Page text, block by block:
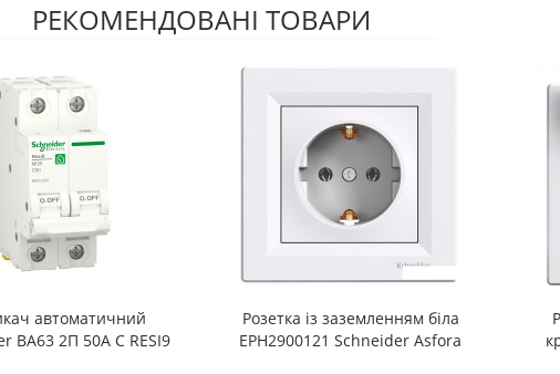
РЕКОМЕНДОВАНІ ТОВАРИ
автоматичний
ВА63 2П 50А С RESI9
Розетка із заземленням біла
EPH2900121 Schneider Asfora